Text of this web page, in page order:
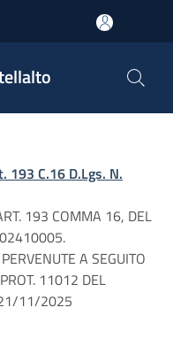
193 C.16 D.Lgs. N.
193 COMMA 16, DEL
A SEGUITO
11012 DEL
11/2025